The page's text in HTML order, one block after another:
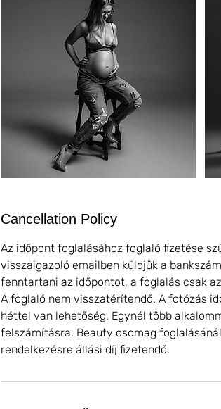
Cancellation Policy
Az időpont foglalásához foglaló fizetése
visszaigazoló emailben küldjük a
fenntartani az időpontot, a foglalás csak
A foglaló nem visszatérítendő. A fotózás
héttel van lehetőség. Egynél több
felszámításra. Beauty csomag
rendelkezésre állási díj fizetendő.